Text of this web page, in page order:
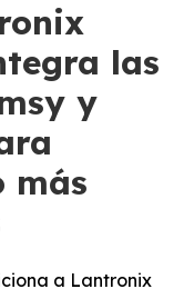
las
y
más
a Lantronix